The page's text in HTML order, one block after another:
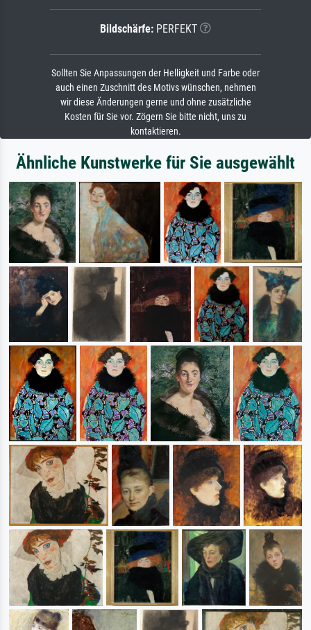
Bildschärfe: PERFEKT
Sollten Sie Anpassungen der Helligkeit und Farbe oder
auch einen Zuschnitt des Motivs wünschen, nehmen
wir diese Änderungen gerne und ohne zusätzliche
Kosten für Sie vor. Zögern Sie bitte nicht, uns zu
kontaktieren.
Ähnliche Kunstwerke für Sie ausgewählt